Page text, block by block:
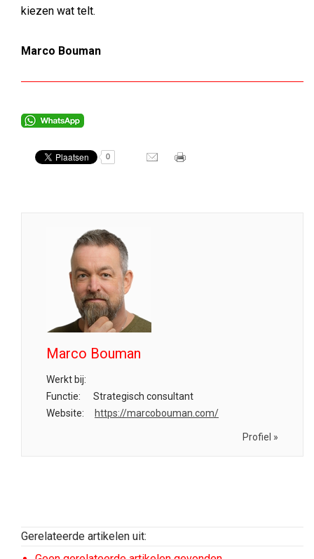
kiezen wat telt.
Marco Bouman
0
Marco Bouman
Werkt bij:
Functie:
Strategisch consultant
Website:
https://marcobouman.com/
Profiel »
Gerelateerde artikelen uit: